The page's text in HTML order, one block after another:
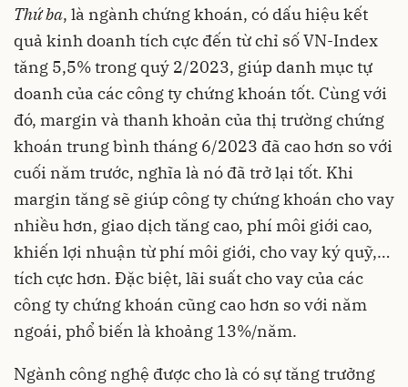
Thứ ba, là ngành chứng khoán, có dấu hiệu kết
quả kinh doanh tích cực đến từ chỉ số VN-Index
tăng 5,5% trong quý 2/2023, giúp danh mục tự
doanh của các công ty chứng khoán tốt. Cùng với
đó, margin và thanh khoản của thị trường chứng
khoán trung bình tháng 6/2023 đã cao hơn so với
cuối năm trước, nghĩa là nó đã trở lại tốt. Khi
margin tăng sẽ giúp công ty chứng khoán cho vay
nhiều hơn, giao dịch tăng cao, phí môi giới cao,
khiến lợi nhuận từ phí môi giới, cho vay ký quỹ,…
tích cực hơn. Đặc biệt, lãi suất cho vay của các
công ty chứng khoán cũng cao hơn so với năm
ngoái, phổ biến là khoảng 13%/năm.
Ngành công nghệ được cho là có sự tăng trưởng